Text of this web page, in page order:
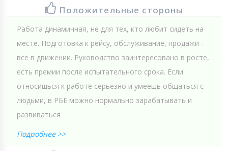
Положительные стороны
Работа динамичная, не для тех, кто любит сидеть на
месте. Подготовка к рейсу, обслуживание, продажи -
все в движении. Руководство заинтересовано в росте,
есть премии после испытательного срока. Если
относишься к работе серьезно и умеешь общаться с
людьми, в РБЕ можно нормально зарабатывать и
развиваться
Подробнее >>